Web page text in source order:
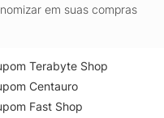
em suas compras
Terabyte Shop
Centauro
Fast Shop